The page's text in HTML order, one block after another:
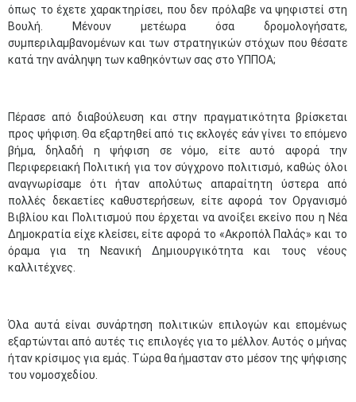
όπως το έχετε χαρακτηρίσει, που δεν πρόλαβε να ψηφιστεί στη
Βουλή. Μένουν μετέωρα όσα δρομολογήσατε,
συμπεριλαμβανομένων και των στρατηγικών στόχων που θέσατε
κατά την ανάληψη των καθηκόντων σας στο ΥΠΠΟΑ;
Πέρασε από διαβούλευση και στην πραγματικότητα βρίσκεται
προς ψήφιση. Θα εξαρτηθεί από τις εκλογές εάν γίνει το επόμενο
βήμα, δηλαδή η ψήφιση σε νόμο, είτε αυτό αφορά την
Περιφερειακή Πολιτική για τον σύγχρονο πολιτισμό, καθώς όλοι
αναγνωρίσαμε ότι ήταν απολύτως απαραίτητη ύστερα από
πολλές δεκαετίες καθυστερήσεων, είτε αφορά τον Οργανισμό
Βιβλίου και Πολιτισμού που έρχεται να ανοίξει εκείνο που η Νέα
Δημοκρατία είχε κλείσει, είτε αφορά το «Ακροπόλ Παλάς» και το
όραμα για τη Νεανική Δημιουργικότητα και τους νέους
καλλιτέχνες.
Όλα αυτά είναι συνάρτηση πολιτικών επιλογών και επομένως
εξαρτώνται από αυτές τις επιλογές για το μέλλον. Αυτός ο μήνας
ήταν κρίσιμος για εμάς. Τώρα θα ήμασταν στο μέσον της ψήφισης
του νομοσχεδίου.